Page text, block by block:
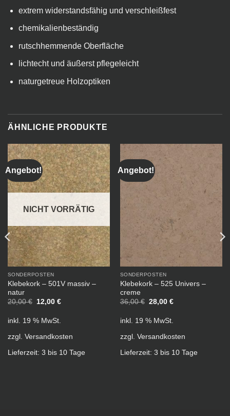
extrem widerstandsfähig und verschleißfest
chemikalienbeständig
rutschhemmende Oberfläche
lichtecht und äußerst pflegeleicht
naturgetreue Holzoptiken
ÄHNLICHE PRODUKTE
Angebot!
NICHT VORRÄTIG
SONDERPOSTEN
Klebekork – 501V massiv –
natur
20,00€
Ursprünglicher
20,00 €
12,00 €Aktueller
12,00 €.
inkl. 19 % MwSt.
zzgl. Versandkosten
Lieferzeit: 3 bis 10 Tage
Angebot!
SONDERPOSTEN
Klebekork – 525 Univers –
creme
36,00€ Ursprünglicher
36,00 €
28,00 €Aktueller
28,00 €.
inkl. 19 % MwSt.
zzgl. Versandkosten
Lieferzeit: 3 bis 10 Tage